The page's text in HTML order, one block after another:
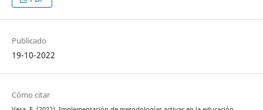
Publicado
19-10-2022
Cómo citar